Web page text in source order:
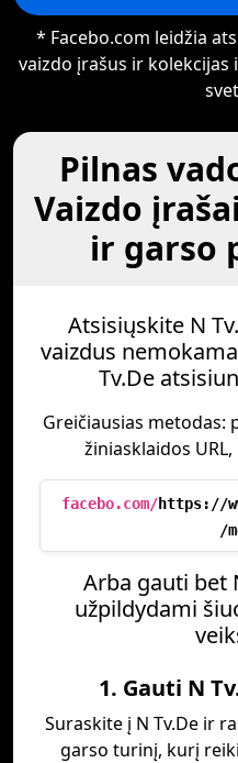
* Facebo.com leidžia
vaizdo įrašus ir
Pilnas
Vaizdo
ir garso
Atsisiųskite N
vaizdus
Tv.De
Greičiausias metodas:
žiniasklaidos
facebo.com/https://
/
Arba gauti bet
užpildydami
1. Gauti N
Suraskite į N Tv.De ir
garso turinį, kurį